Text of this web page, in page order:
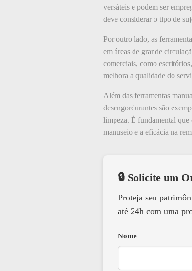
versáteis e podem ser
deve considerar o tipo de
Por outro lado, as
em áreas de grande
comerciais, como
melhora a qualidade do
Além das ferramentas
desengordurantes são
limpeza. É fundamental que
manuseio e a eficácia na
🔒 Solicite um
Proteja seu
até 24h com uma
Nome